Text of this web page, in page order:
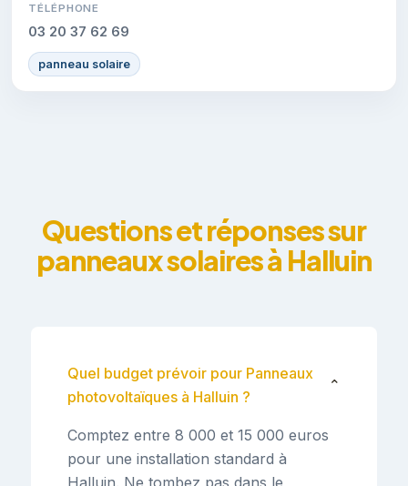
TÉLÉPHONE
03 20 37 62 69
panneau solaire
Questions et réponses sur
panneaux solaires à Halluin
Quel budget prévoir pour Panneaux
photovoltaïques à Halluin ?
⌄
Comptez entre 8 000 et 15 000 euros
pour une installation standard à
Halluin. Ne tombez pas dans le